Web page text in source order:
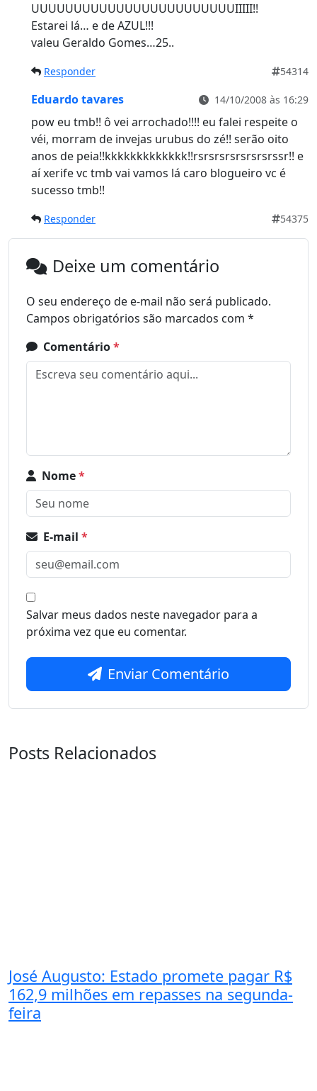
UUUUUUUUUUUUUUUUUUUUUUUUIIIII!!
Estarei lá… e de AZUL!!!
valeu Geraldo Gomes…25..
Responder 54314
Eduardo tavares 14/10/2008 às 16:29
pow eu tmb!! ô vei arrochado!!!! eu falei respeite o
véi, morram de invejas urubus do zé!! serão oito
anos de peia!!kkkkkkkkkkkkk!!rsrsrsrsrsrsrsrssr!! e
aí xerife vc tmb vai vamos lá caro blogueiro vc é
sucesso tmb!!
Responder 54375
Deixe um comentário
O seu endereço de e-mail não será publicado.
Campos obrigatórios são marcados com *
Comentário*
Nome*
E-mail *
Salvar meus dados neste navegador para a
próxima vez que eu comentar.
Enviar Comentário
Posts Relacionados
José Augusto: Estado promete pagar R$
162,9 milhões em repasses na segunda-
feira